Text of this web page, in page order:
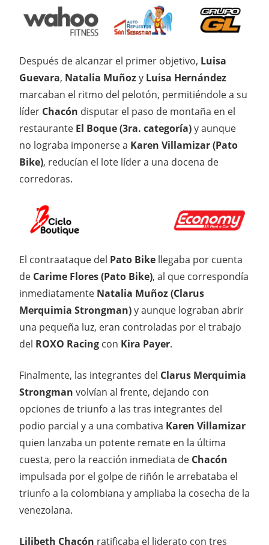
Después de alcanzar el primer objetivo, Luisa
Guevara, Natalia Muñozy Luisa Hernández
marcaban el ritmo del pelotón, permitiéndole a su
líder Chacón disputar el paso de montaña en el
restaurante El Boque (3ra. categoría)y aunque
no lograba imponerse a Karen Villamizar (Pato
Bike), reducían el lote líder a una docena de
corredoras.
El contraataque del Pato Bike llegaba por cuenta
de Carime Flores (Pato Bike), al que correspondía
inmediatamente Natalia Muñoz (Clarus
Merquimia Strongman)y aunque lograban abrir
una pequeña luz, eran controladas por el trabajo
del ROXO Racing con Kira Payer.
Finalmente, las integrantes del Clarus Merquimia
Strongman volvían al frente, dejando con
opciones de triunfo a las tras integrantes del
podio parcial y a una combativa Karen Villamizar
quien lanzaba un potente remate en la última
cuesta, pero la reacción inmediata de Chacón
impulsada por el golpe de riñón le arrebataba el
triunfo a la colombiana y ampliaba la cosecha de la
venezolana.
Lilibeth Chacón ratificaba el liderato con tres